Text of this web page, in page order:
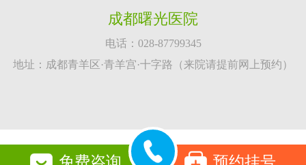
成都曙光医院
电话：028-87799345
地址：成都青羊区·青羊宫·十字路（来院请提前网上预约）
友情链接： 健康医讯网